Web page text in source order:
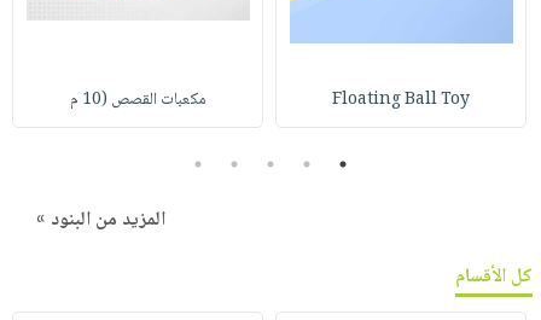
Floating Ball Toy مكعبات القصص (10 م
1
2
3
4
5
المزيد من البنود »
كل الأقسام